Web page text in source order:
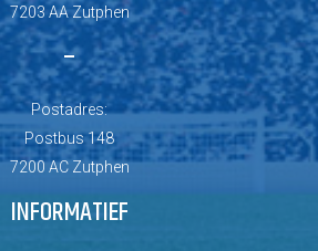
7203 AA Zutphen
–
Postadres:
Postbus 148
7200 AC Zutphen
INFORMATIEF